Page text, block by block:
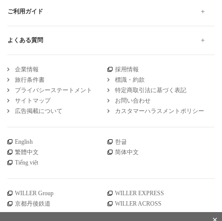
ご利用ガイド
よくある質問
企業情報
採用情報
旅行条件書
標識・約款
プライバシーステートメント
特定商取引法に基づく表記
サイトマップ
お問い合わせ
広告掲載について
カスタマーハラスメントポリシー
English
한글
繁體中文
简体中文
Tiếng việt
WILLER Group
WILLER EXPRESS
京都丹後鉄道
WILLER ACROSS